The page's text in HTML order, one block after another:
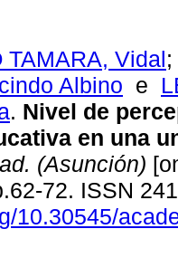
TAMARA, Vidal;
Albino e
. Nivel de
en una
(Asunción)
72. ISSN
10.30545/